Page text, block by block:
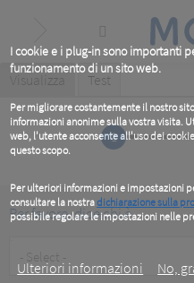
I cookie e i plug-in sono importanti
funzionamento di un sito web.
Per migliorare costantemente il nostro
informazioni anonime sulla vostra visita.
web, l'utente acconsente all'uso dei
questo scopo.
Per ulteriori informazioni e impostazioni
consultare la nostradichiarazione sulla
possibile regolare le impostazioni nelle
Ulteriori informazioni
No,
content
Primary
tabs
Visualizza (active
Test
1
Per favore, dice chi è
Type